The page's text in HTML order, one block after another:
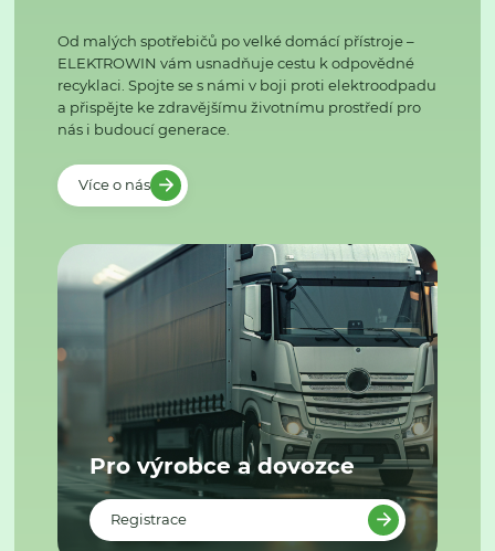
Od malých spotřebičů po velké domácí přístroje –
ELEKTROWIN vám usnadňuje cestu k odpovědné
recyklaci. Spojte se s námi v boji proti elektroodpadu
a přispějte ke zdravějšímu životnímu prostředí pro
nás i budoucí generace.
Více o nás
Pro výrobce a dovozce
Registrace